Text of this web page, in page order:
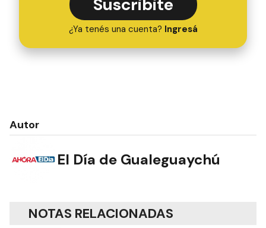
Suscribite
¿Ya tenés una cuenta? Ingresá
Autor
El Día de Gualeguaychú
NOTAS RELACIONADAS